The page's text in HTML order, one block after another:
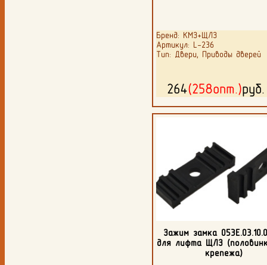
Бренд: КМЗ+ЩЛЗ
Артикул: L-236
Тип: Двери, Приводы дверей
264(258опт.)
Зажим замка
для лифта ЩЛЗ
крепежа)